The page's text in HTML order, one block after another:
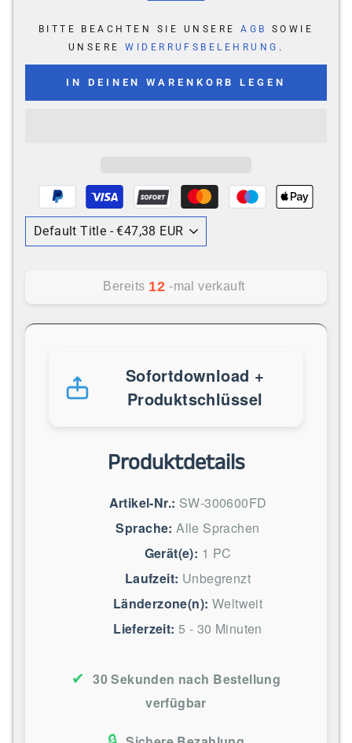
BITTE BEACHTEN SIE UNSEREAGB
SOWIE
UNSEREWIDERRUFSBELEHRUNG .
IN DEINEN WARENKORB LEGEN
Bereits 12 -mal verkauft
Sofortdownload +
Produktschlüssel
Produktdetails
Artikel-Nr.: SW-300600FD
Sprache: Alle Sprachen
Gerät(e): 1 PC
Laufzeit: Unbegrenzt
Länderzone(n): Weltweit
Lieferzeit: 5 - 30 Minuten
✔ 30 Sekunden nach Bestellung
verfügbar